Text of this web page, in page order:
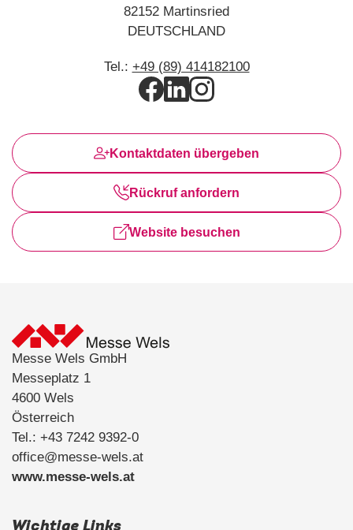
82152 Martinsried
DEUTSCHLAND
Tel.: +49 (89) 414182100
Kontaktdaten übergeben
Rückruf anfordern
Website besuchen
Messe Wels GmbH
Messeplatz 1
4600 Wels
Österreich
Tel.: +43 7242 9392-0
office@messe-wels.at
www.messe-wels.at